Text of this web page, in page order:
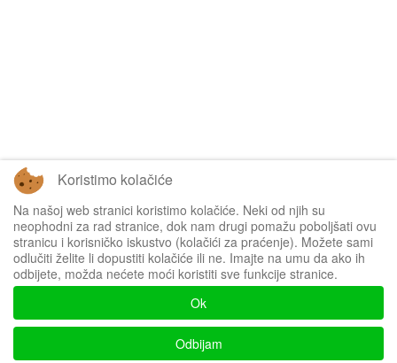
Tablice omogućujeSofascore
Impressum
Politika privatnosti
Koristimo kolačiće
Na našoj web stranici koristimo kolačiće. Neki od njih su
neophodni za rad stranice, dok nam drugi pomažu poboljšati ovu
stranicu i korisničko iskustvo (kolačići za praćenje). Možete sami
odlučiti želite li dopustiti kolačiće ili ne. Imajte na umu da ako ih
odbijete, možda nećete moći koristiti sve funkcije stranice.
Ok
Odbijam